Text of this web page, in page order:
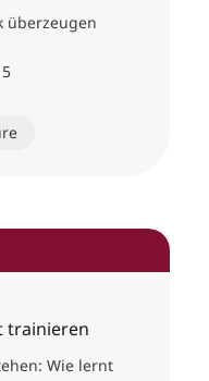
überzeugen
trainieren
Wie lernt